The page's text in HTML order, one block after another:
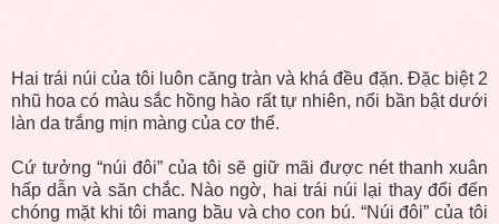
Hai trái núi của tôi luôn căng tràn và khá đều đặn. Đặc biệt 2
nhũ hoa có màu sắc hồng hào rất tự nhiên, nổi bần bật dưới
làn da trắng mịn màng của cơ thể.
Cứ tưởng “núi đôi” của tôi sẽ giữ mãi được nét thanh xuân
hấp dẫn và săn chắc. Nào ngờ, hai trái núi lại thay đổi đến
chóng mặt khi tôi mang bầu và cho con bú. “Núi đôi” của tôi